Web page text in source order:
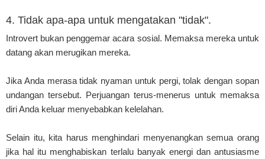
4. Tidak apa-apa untuk mengatakan "tidak".
Introvert bukan penggemar acara sosial. Memaksa mereka untuk
datang akan merugikan mereka.
Jika Anda merasa tidak nyaman untuk pergi, tolak dengan sopan
undangan tersebut. Perjuangan terus-menerus untuk memaksa
diri Anda keluar menyebabkan kelelahan.
Selain itu, kita harus menghindari menyenangkan semua orang
jika hal itu menghabiskan terlalu banyak energi dan antusiasme